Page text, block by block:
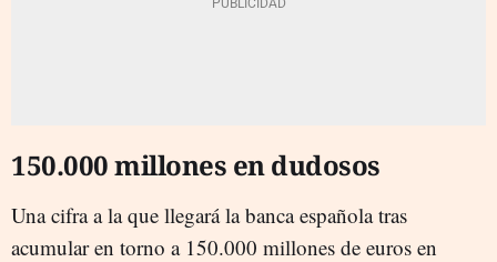
150.000 millones en dudosos
Una cifra a la que llegará la banca española tras
acumular en torno a 150.000 millones de euros en